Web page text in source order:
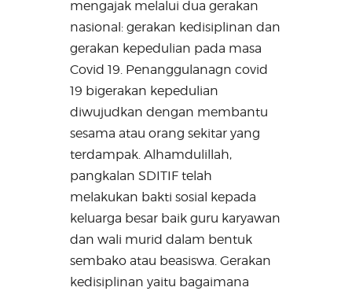
mengajak melalui dua gerakan
nasional: gerakan kedisiplinan dan
gerakan kepedulian pada masa
Covid 19. Penanggulanagn covid
19 bigerakan kepedulian
diwujudkan dengan membantu
sesama atau orang sekitar yang
terdampak. Alhamdulillah,
pangkalan SDITIF telah
melakukan bakti sosial kepada
keluarga besar baik guru karyawan
dan wali murid dalam bentuk
sembako atau beasiswa. Gerakan
kedisiplinan yaitu bagaimana